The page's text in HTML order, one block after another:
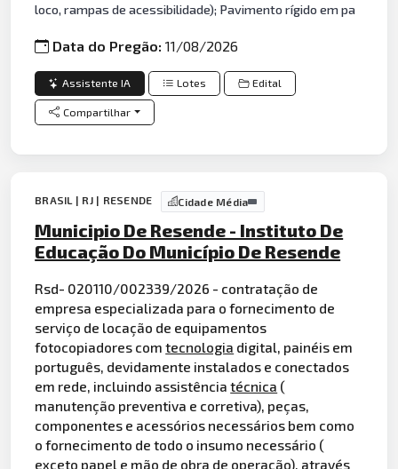
loco, rampas de acessibilidade); Pavimento rígido em pa
Data do Pregão:11/08/2026
Assistente IA Lotes Edital
Compartilhar
BRASIL | RJ | RESENDE Cidade Média
Municipio De Resende - Instituto De
Educação Do Município De Resende
Rsd- 020110/002339/2026 - contratação de
empresa especializada para o fornecimento de
serviço de locação de equipamentos
fotocopiadores comtecnologia digital, painéis em
português, devidamente instalados e conectados
em rede, incluindo assistênciatécnica (
manutenção preventiva e corretiva), peças,
componentes e acessórios necessários bem como
o fornecimento de todo o insumo necessário (
exceto papel e mão de obra de operação), através